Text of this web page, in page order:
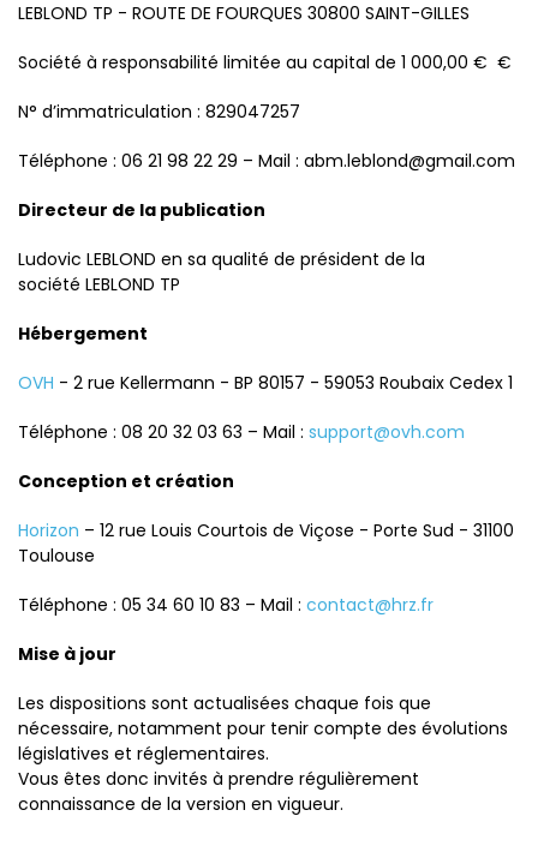
LEBLOND TP - ROUTE DE FOURQUES 30800 SAINT-GILLES
Société à responsabilité limitée au capital de 1 000,00 € €
N° d’immatriculation : 829047257
Téléphone : 06 21 98 22 29 – Mail : abm.leblond@gmail.com
Directeur de la publication
Ludovic LEBLOND en sa qualité de président de la
société LEBLOND TP
Hébergement
OVH - 2 rue Kellermann - BP 80157 - 59053 Roubaix Cedex 1
Téléphone : 08 20 32 03 63 – Mail : support@ovh.com
Conception et création
Horizon – 12 rue Louis Courtois de Viçose - Porte Sud - 31100
Toulouse
Téléphone : 05 34 60 10 83 – Mail : contact@hrz.fr
Mise à jour
Les dispositions sont actualisées chaque fois que
nécessaire, notamment pour tenir compte des évolutions
législatives et réglementaires.
Vous êtes donc invités à prendre régulièrement
connaissance de la version en vigueur.